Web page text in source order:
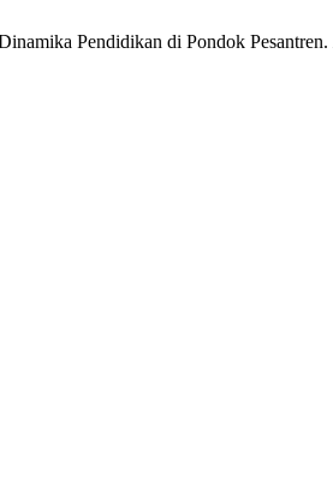
Pendidikan di Pondok Pesantren.